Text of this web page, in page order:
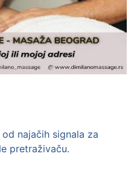
najačih signala za
pretraživaču.